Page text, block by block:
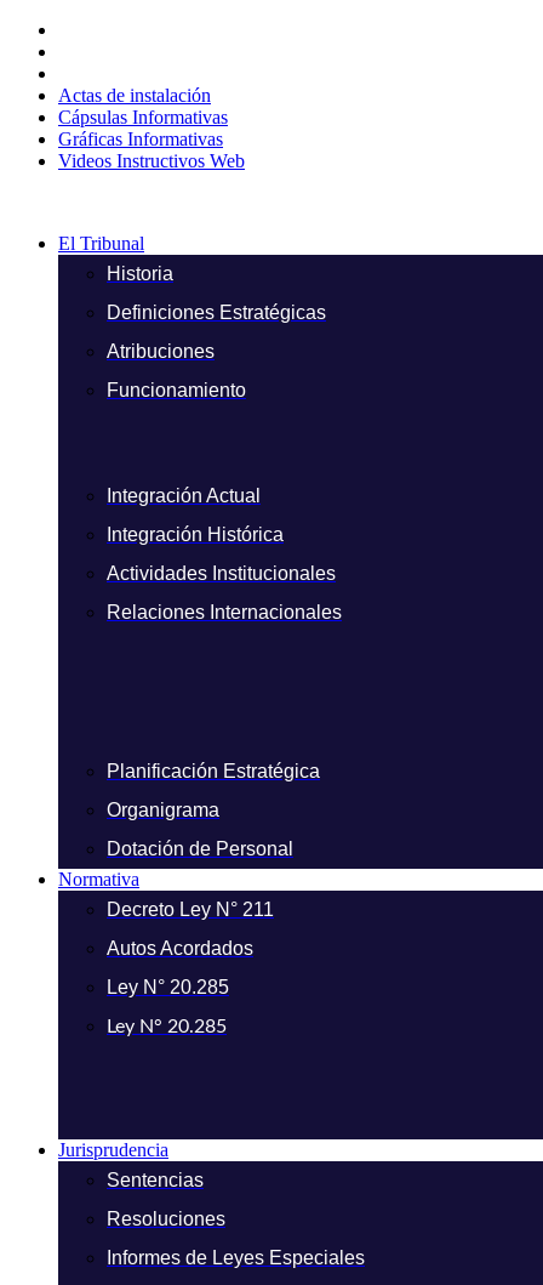
contenido
Actas de instalación
Cápsulas Informativas
Gráficas Informativas
Videos Instructivos Web
El Tribunal
Historia
Definiciones Estratégicas
Atribuciones
Funcionamiento
Integración Actual
Integración Histórica
Actividades Institucionales
Relaciones Internacionales
Planificación Estratégica
Organigrama
Dotación de Personal
Normativa
Decreto Ley N° 211
Autos Acordados
Ley N° 20.285
Ley N° 20.285
Jurisprudencia
Sentencias
Resoluciones
Informes de Leyes Especiales